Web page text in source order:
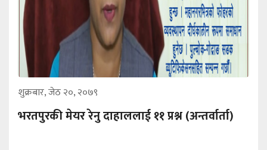
शुक्रबार, जेठ २०, २०७९
भरतपुरकी मेयर रेनु दाहाललाई ११ प्रश्न (अन्तर्वार्ता)